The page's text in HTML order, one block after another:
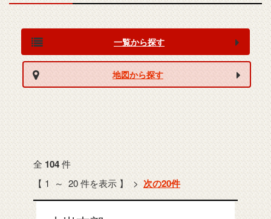
一覧から探す
地図から探す
全 104件
【 1 ～ 20 件を表示 】 >次の20件